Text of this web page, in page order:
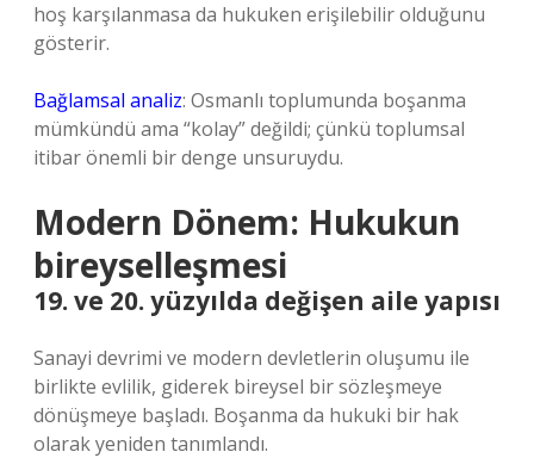
hoş karşılanmasa da hukuken erişilebilir olduğunu
gösterir.
Bağlamsal analiz: Osmanlı toplumunda boşanma
mümkündü ama “kolay” değildi; çünkü toplumsal
itibar önemli bir denge unsuruydu.
Modern Dönem: Hukukun
bireyselleşmesi
19. ve 20. yüzyılda değişen aile yapısı
Sanayi devrimi ve modern devletlerin oluşumu ile
birlikte evlilik, giderek bireysel bir sözleşmeye
dönüşmeye başladı. Boşanma da hukuki bir hak
olarak yeniden tanımlandı.